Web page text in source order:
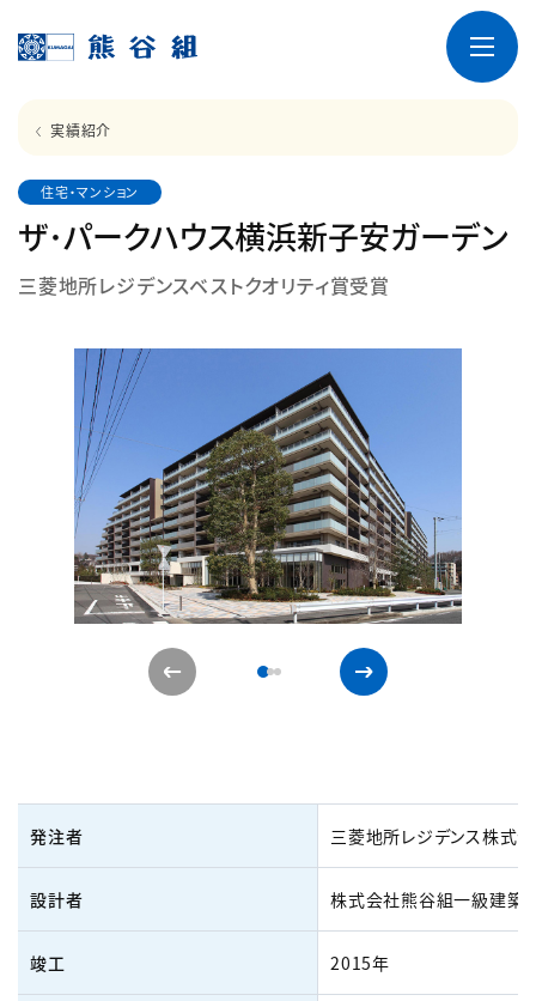
実績紹介
住宅・マンション
ザ･パークハウス横浜新子安ガーデン
三菱地所レジデンスベストクオリティ賞受賞
発注者 三菱地所レジデンス株式
設計者 株式会社熊谷組一級建築
竣工 2015年